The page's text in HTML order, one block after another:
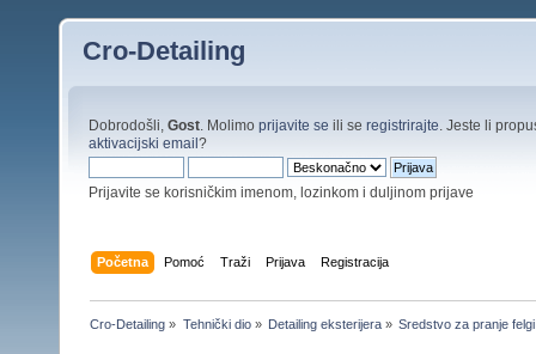
Cro-Detailing
Dobrodošli, Gost . Molimo prijavite se ili se registrirajte . Jeste li
aktivacijski email?
Prijavite se korisničkim imenom, lozinkom i duljinom prijave
Početna Pomoć Traži Prijava Registracija
Cro-Detailing » Tehnički dio» Detailing eksterijera» Sredstvo za pranje